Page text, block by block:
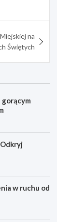
na
Świętych
gorącym
w ruchu od